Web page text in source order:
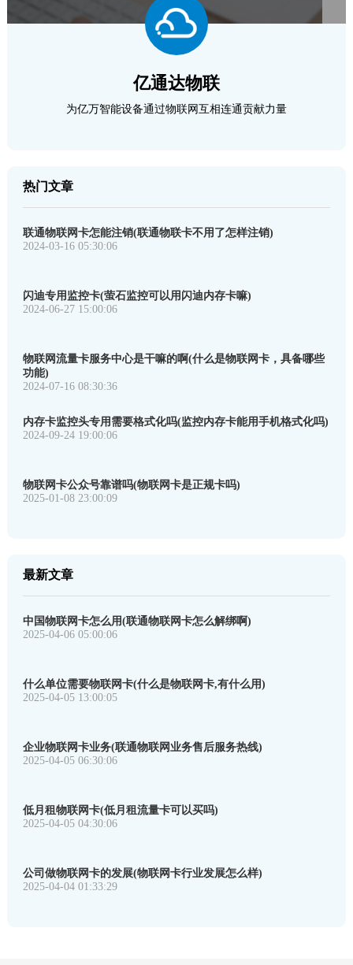
亿通达物联
为亿万智能设备通过物联网互相连通贡献力量
热门文章
联通物联网卡怎能注销(联通物联卡不用了怎样注销)
2024-03-16 05:30:06
闪迪专用监控卡(萤石监控可以用闪迪内存卡嘛)
2024-06-27 15:00:06
物联网流量卡服务中心是干嘛的啊(什么是物联网卡，具备哪些
功能)
2024-07-16 08:30:36
内存卡监控头专用需要格式化吗(监控内存卡能用手机格式化吗)
2024-09-24 19:00:06
物联网卡公众号靠谱吗(物联网卡是正规卡吗)
2025-01-08 23:00:09
最新文章
中国物联网卡怎么用(联通物联网卡怎么解绑啊)
2025-04-06 05:00:06
什么单位需要物联网卡(什么是物联网卡,有什么用)
2025-04-05 13:00:05
企业物联网卡业务(联通物联网业务售后服务热线)
2025-04-05 06:30:06
低月租物联网卡(低月租流量卡可以买吗)
2025-04-05 04:30:06
公司做物联网卡的发展(物联网卡行业发展怎么样)
2025-04-04 01:33:29